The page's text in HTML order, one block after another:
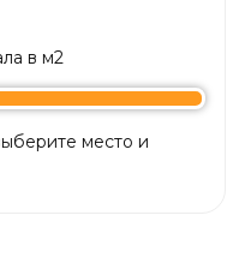
в м2
место и